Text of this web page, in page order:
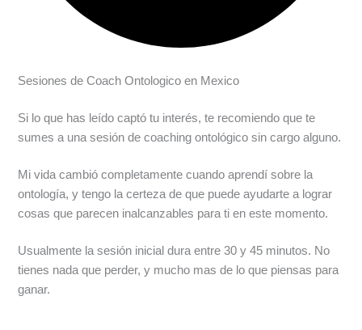
Sesiones de Coach Ontologico en Mexico
Si lo que has leído captó tu interés, te recomiendo que te
sumes a una sesión de coaching ontológico sin cargo alguno.
Mi vida cambió completamente cuando aprendí sobre la
ontología, y tengo la certeza de que puede ayudarte a lograr
cosas que parecen inalcanzables para ti en este momento.
Usualmente la sesión inicial dura entre 30 y 45 minutos. No
tienes nada que perder, y mucho mas de lo que piensas para
ganar.